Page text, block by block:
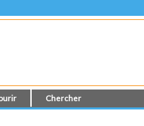
Chercher